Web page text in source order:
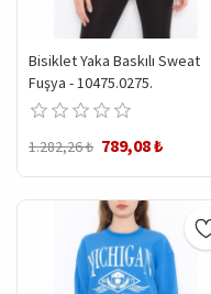
Bisiklet Yaka Baskılı Sweat
Fuşya - 10475.0275.
1.282,26 ₺ 789,08 ₺